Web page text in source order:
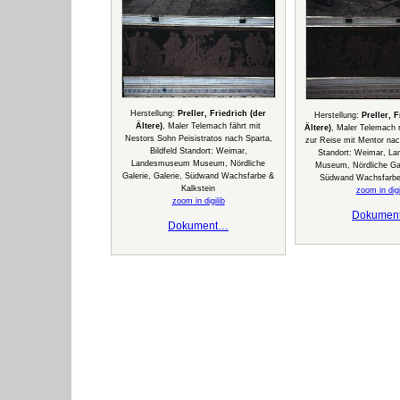
Herstellung: Preller, Friedrich (der
Ältere) , Maler Telemach fährt mit
Nestors Sohn Peisistratos nach Sparta,
Bildfeld Standort: Weimar,
Landesmuseum Museum, Nördliche
Galerie, Galerie, Südwand Wachsfarbe &
Kalkstein
zoom in digilib
Dokument…
Herstellung: Preller,
Ältere) , Maler
zur Reise mit Mentor
Standort: Weimar,
Museum, Nördliche
Südwand
zoom in